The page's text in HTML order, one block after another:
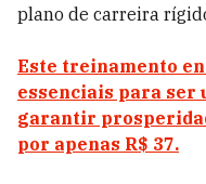
plano de carreira
Este treinamento
essenciais para ser
garantir
por apenas R$ 37.